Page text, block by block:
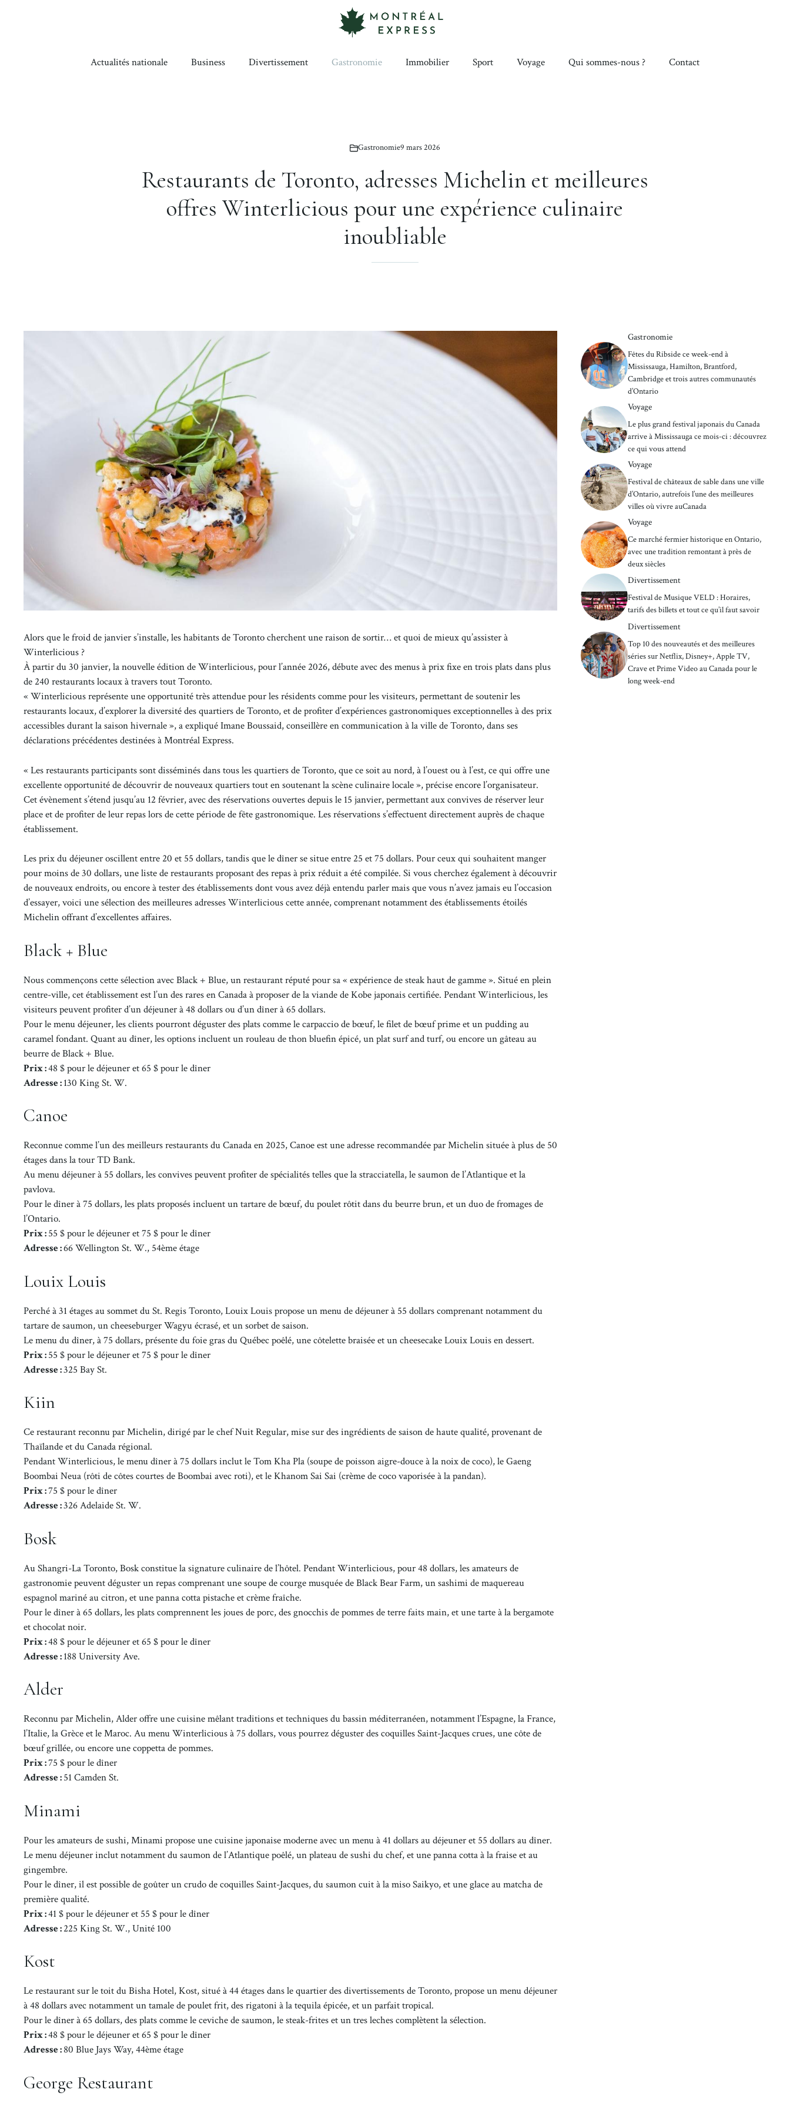
Actualités nationale Business Divertissement Gastronomie Immobilier Sport Voyage Qui sommes-nous ? Contact
Gastronomie9 mars 2026
Restaurants de Toronto, adresses Michelin et meilleures
offres Winterlicious pour une expérience culinaire
inoubliable
Alors que le froid de janvier s’installe, les habitants de Toronto cherchent une raison de sortir… et quoi de mieux qu’assister à
Winterlicious ?
À partir du 30 janvier, la nouvelle édition de Winterlicious, pour l’année 2026, débute avec des menus à prix fixe en trois plats dans plus
de 240 restaurants locaux à travers tout Toronto.
« Winterlicious représente une opportunité très attendue pour les résidents comme pour les visiteurs, permettant de soutenir les
restaurants locaux, d’explorer la diversité des quartiers de Toronto, et de profiter d’expériences gastronomiques exceptionnelles à des prix
accessibles durant la saison hivernale », a expliqué Imane Boussaid, conseillère en communication à la ville de Toronto, dans ses
déclarations précédentes destinées à Montréal Express.
« Les restaurants participants sont disséminés dans tous les quartiers de Toronto, que ce soit au nord, à l’ouest ou à l’est, ce qui offre une
excellente opportunité de découvrir de nouveaux quartiers tout en soutenant la scène culinaire locale », précise encore l’organisateur.
Cet évènement s’étend jusqu’au 12 février, avec des réservations ouvertes depuis le 15 janvier, permettant aux convives de réserver leur
place et de profiter de leur repas lors de cette période de fête gastronomique. Les réservations s’effectuent directement auprès de chaque
établissement.
Les prix du déjeuner oscillent entre 20 et 55 dollars, tandis que le dîner se situe entre 25 et 75 dollars. Pour ceux qui souhaitent manger
pour moins de 30 dollars, une liste de restaurants proposant des repas à prix réduit a été compilée. Si vous cherchez également à découvrir
de nouveaux endroits, ou encore à tester des établissements dont vous avez déjà entendu parler mais que vous n’avez jamais eu l’occasion
d’essayer, voici une sélection des meilleures adresses Winterlicious cette année, comprenant notamment des établissements étoilés
Michelin offrant d’excellentes affaires.
Black + Blue
Nous commençons cette sélection avec Black + Blue, un restaurant réputé pour sa « expérience de steak haut de gamme ». Situé en plein
centre-ville, cet établissement est l’un des rares en Canada à proposer de la viande de Kobe japonais certifiée. Pendant Winterlicious, les
visiteurs peuvent profiter d’un déjeuner à 48 dollars ou d’un dîner à 65 dollars.
Pour le menu déjeuner, les clients pourront déguster des plats comme le carpaccio de bœuf, le filet de bœuf prime et un pudding au
caramel fondant. Quant au dîner, les options incluent un rouleau de thon bluefin épicé, un plat surf and turf, ou encore un gâteau au
beurre de Black + Blue.
Prix :48 $ pour le déjeuner et 65 $ pour le dîner
Adresse :130 King St. W.
Canoe
Reconnue comme l’un des meilleurs restaurants du Canada en 2025, Canoe est une adresse recommandée par Michelin située à plus de 50
étages dans la tour TD Bank.
Au menu déjeuner à 55 dollars, les convives peuvent profiter de spécialités telles que la stracciatella, le saumon de l’Atlantique et la
pavlova.
Pour le dîner à 75 dollars, les plats proposés incluent un tartare de bœuf, du poulet rôtit dans du beurre brun, et un duo de fromages de
l’Ontario.
Prix :55 $ pour le déjeuner et 75 $ pour le dîner
Adresse :66 Wellington St. W., 54ème étage
Louix Louis
Perché à 31 étages au sommet du St. Regis Toronto, Louix Louis propose un menu de déjeuner à 55 dollars comprenant notamment du
tartare de saumon, un cheeseburger Wagyu écrasé, et un sorbet de saison.
Le menu du dîner, à 75 dollars, présente du foie gras du Québec poêlé, une côtelette braisée et un cheesecake Louix Louis en dessert.
Prix :55 $ pour le déjeuner et 75 $ pour le dîner
Adresse :325 Bay St.
Kiin
Ce restaurant reconnu par Michelin, dirigé par le chef Nuit Regular, mise sur des ingrédients de saison de haute qualité, provenant de
Thaïlande et du Canada régional.
Pendant Winterlicious, le menu dîner à 75 dollars inclut le Tom Kha Pla (soupe de poisson aigre-douce à la noix de coco), le Gaeng
Boombai Neua (rôti de côtes courtes de Boombai avec roti), et le Khanom Sai Sai (crème de coco vaporisée à la pandan).
Prix :75 $ pour le dîner
Adresse :326 Adelaide St. W.
Bosk
Au Shangri-La Toronto, Bosk constitue la signature culinaire de l’hôtel. Pendant Winterlicious, pour 48 dollars, les amateurs de
gastronomie peuvent déguster un repas comprenant une soupe de courge musquée de Black Bear Farm, un sashimi de maquereau
espagnol mariné au citron, et une panna cotta pistache et crème fraîche.
Pour le dîner à 65 dollars, les plats comprennent les joues de porc, des gnocchis de pommes de terre faits main, et une tarte à la bergamote
et chocolat noir.
Prix :48 $ pour le déjeuner et 65 $ pour le dîner
Adresse :188 University Ave.
Alder
Reconnu par Michelin, Alder offre une cuisine mêlant traditions et techniques du bassin méditerranéen, notamment l’Espagne, la France,
l’Italie, la Grèce et le Maroc. Au menu Winterlicious à 75 dollars, vous pourrez déguster des coquilles Saint-Jacques crues, une côte de
bœuf grillée, ou encore une coppetta de pommes.
Prix :75 $ pour le dîner
Adresse :51 Camden St.
Minami
Pour les amateurs de sushi, Minami propose une cuisine japonaise moderne avec un menu à 41 dollars au déjeuner et 55 dollars au dîner.
Le menu déjeuner inclut notamment du saumon de l’Atlantique poêlé, un plateau de sushi du chef, et une panna cotta à la fraise et au
gingembre.
Pour le dîner, il est possible de goûter un crudo de coquilles Saint-Jacques, du saumon cuit à la miso Saikyo, et une glace au matcha de
première qualité.
Prix :41 $ pour le déjeuner et 55 $ pour le dîner
Adresse :225 King St. W., Unité 100
Kost
Le restaurant sur le toit du Bisha Hotel, Kost, situé à 44 étages dans le quartier des divertissements de Toronto, propose un menu déjeuner
à 48 dollars avec notamment un tamale de poulet frit, des rigatoni à la tequila épicée, et un parfait tropical.
Pour le dîner à 65 dollars, des plats comme le ceviche de saumon, le steak-frites et un tres leches complètent la sélection.
Prix :48 $ pour le déjeuner et 65 $ pour le dîner
Adresse :80 Blue Jays Way, 44ème étage
George Restaurant
Gastronomie
Fêtes du Ribside ce week-end à
Mississauga, Hamilton, Brantford,
Cambridge et trois autres communautés
d’Ontario
Voyage
Le plus grand festival japonais du Canada
arrive à Mississauga ce mois-ci : découvrez
ce qui vous attend
Voyage
Festival de châteaux de sable dans une ville
d’Ontario, autrefois l’une des meilleures
villes où vivre auCanada
Voyage
Ce marché fermier historique en Ontario,
avec une tradition remontant à près de
deux siècles
Divertissement
Festival de Musique VELD : Horaires,
tarifs des billets et tout ce qu’il faut savoir
Divertissement
Top 10 des nouveautés et des meilleures
séries sur Netflix, Disney+, Apple TV,
Crave et Prime Video au Canada pour le
long week-end